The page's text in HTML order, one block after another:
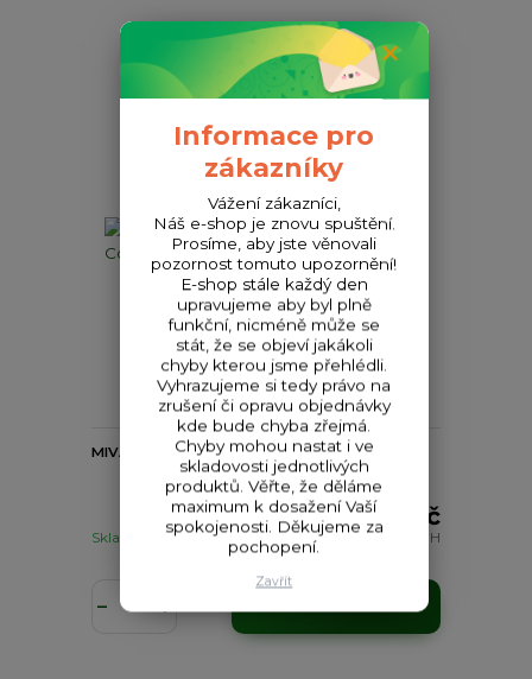
399 Kč
- 10 %
MIVARDI Termo taška CamoCODE Compact
359 Kč
297 Kčbez DPH
Skladem
Informace pro
zákazníky
Vážení zákazníci,
Náš e-shop je znovu spuštění.
Prosíme, aby jste věnovali
pozornost tomuto upozornění!
E-shop stále každý den
upravujeme aby byl plně
funkční, nicméně může se
stát, že se objeví jakákoli
chyby kterou jsme přehlédli.
Vyhrazujeme si tedy právo na
zrušení či opravu objednávky
kde bude chyba zřejmá.
Chyby mohou nastat i ve
skladovosti jednotlivých
produktů. Věřte, že děláme
maximum k dosažení Vaší
spokojenosti. Děkujeme za
pochopení.
Zavřít